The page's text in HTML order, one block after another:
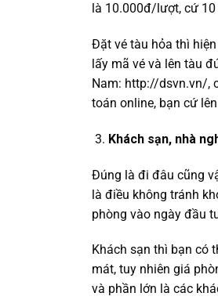
là 10.000đ/lượt, cứ
Đặt vé tàu hỏa thì
lấy mã vé và lên tàu
Nam: http://dsvn.vn/,
toán online, bạn cứ
Khách sạn, nhà
Đúng là đi đâu cũng
là điều không tránh
phòng vào ngày đầu
Khách sạn thì bạn có
mát, tuy nhiên giá
và phần lớn là các